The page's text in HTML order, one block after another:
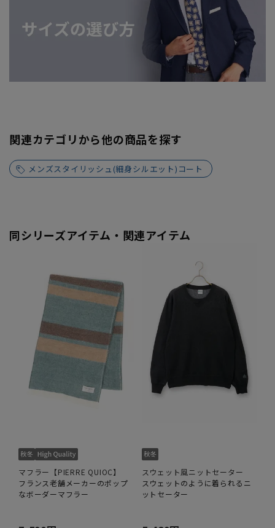
関連カテゴリから他の商品を探す
メンズスタイリッシュ(細身シルエット)コート
同シリーズアイテム・関連アイテム
マフラー【PIERRE QUIOC】
フランス老舗メーカーのポップ
なボーダーマフラー
スウェット風ニットセーター
スウェットのように着られるニ
ットセーター